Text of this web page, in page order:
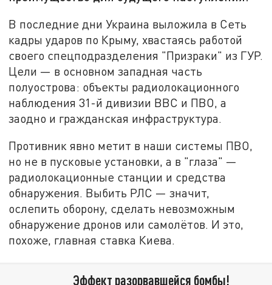
В последние дни Украина выложила в Сеть
кадры ударов по Крыму, хвастаясь работой
своего спецподразделения "Призраки" из ГУР.
Цели — в основном западная часть
полуострова: объекты радиолокационного
наблюдения 31-й дивизии ВВС и ПВО, а
заодно и гражданская инфраструктура.
Противник явно метит в наши системы ПВО,
но не в пусковые установки, а в "глаза" —
радиолокационные станции и средства
обнаружения. Выбить РЛС — значит,
ослепить оборону, сделать невозможным
обнаружение дронов или самолётов. И это,
похоже, главная ставка Киева.
Эффект разорвавшейся бомбы!